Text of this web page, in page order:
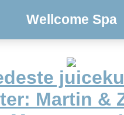
Wellcome Spa
Martin &